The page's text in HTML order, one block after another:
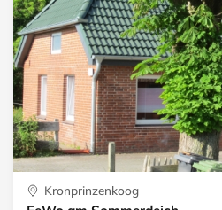
Kronprinzenkoog